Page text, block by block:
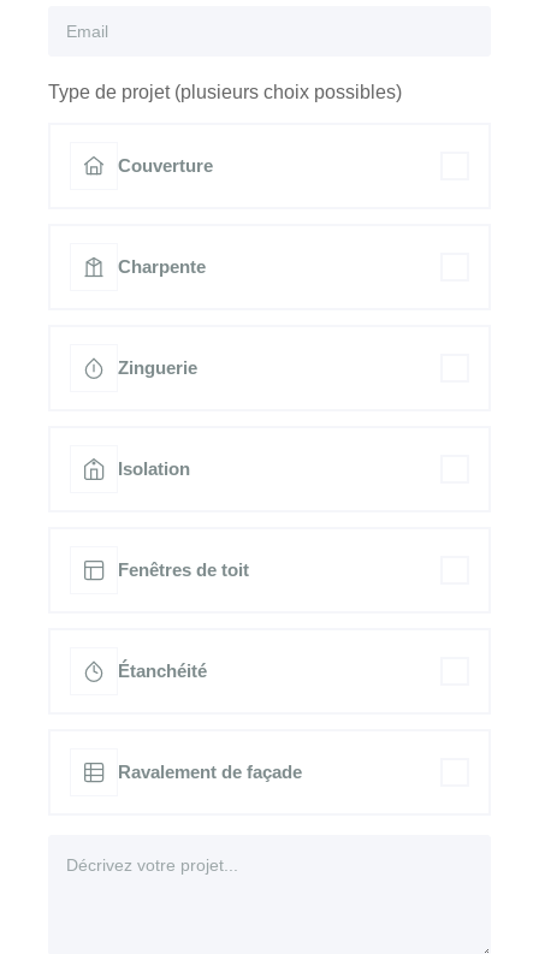
Type de projet (plusieurs choix possibles)
Couverture
Charpente
Zinguerie
Isolation
Fenêtres de toit
Étanchéité
Ravalement de façade